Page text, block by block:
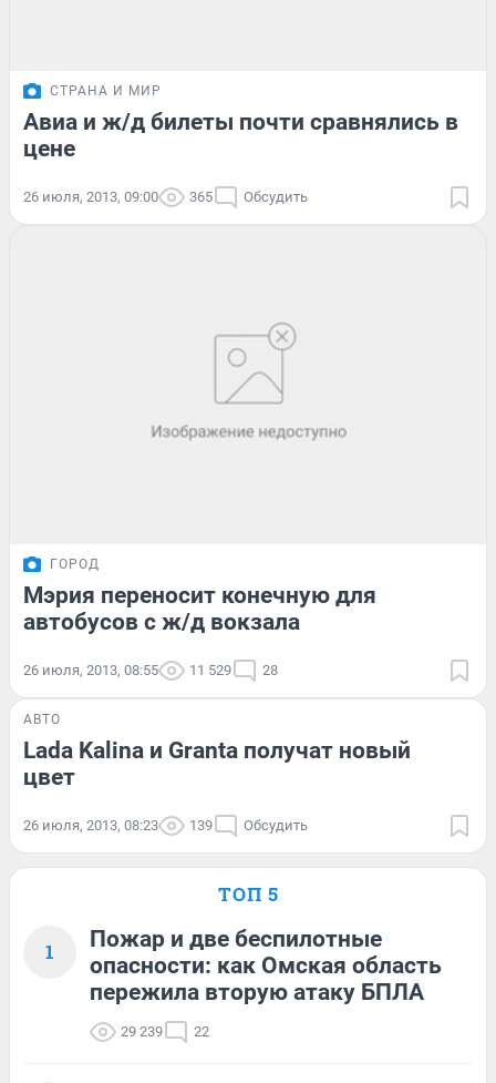
СТРАНА И МИР
Авиа и ж/д билеты почти сравнялись в
цене
26 июля, 2013, 09:00 365 Обсудить
ГОРОД
Мэрия переносит конечную для
автобусов с ж/д вокзала
26 июля, 2013, 08:55 11 529 28
АВТО
Lada Kalina и Granta получат новый
цвет
26 июля, 2013, 08:23 139 Обсудить
ТОП 5
1
Пожар и две беспилотные
опасности: как Омская область
пережила вторую атаку БПЛА
29 239 22